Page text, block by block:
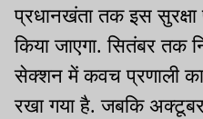
प्रधानखंता तक इस सुरक्षा
किया जाएगा. सितंबर तक
सेक्शन में कवच प्रणाली का
रखा गया है. जबकि